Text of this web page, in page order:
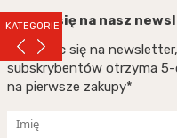
KATEGORIE
Zapisz się na nasz
Zapisując się na
subskrybentów otrzyma
na pierwsze zakupy*